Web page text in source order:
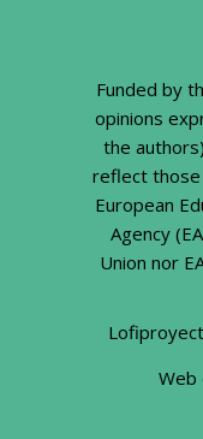
Funded by
opinions
the
reflect those
European
Agency
Union nor
Web